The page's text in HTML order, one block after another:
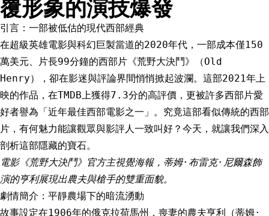
覆形象的演技爆發
引言：一部被低估的現代西部經典
在超級英雄電影與科幻巨製當道的2020年代，一部成本僅150
萬美元、片長99分鐘的西部片《荒野大決鬥》（Old
Henry），卻在影迷與評論界間悄悄掀起波瀾。這部2021年上
映的作品，在TMDB上獲得7.3分的高評價，更被許多西部片愛
好者譽為「近年最佳西部電影之一」。究竟這部看似傳統的西部
片，有何魅力能讓觀眾與影評人一致叫好？今天，就讓我們深入
剖析這部隱藏的寶石。
電影《荒野大決鬥》官方主視覺海報，蒂姆·布雷克·尼爾森飾
演的亨利展現出農夫與槍手的雙重面貌。
劇情簡介：平靜農場下的暗流湧動
故事設定在1906年的俄克拉荷馬州，喪妻的農夫亨利（蒂姆·